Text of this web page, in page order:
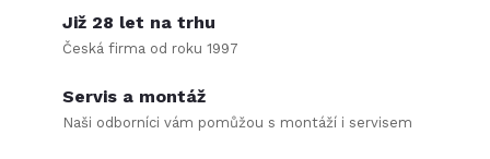
Již 28 let na trhu
Česká firma od roku 1997
Servis a montáž
Naši odborníci vám pomůžou s montáží i servisem